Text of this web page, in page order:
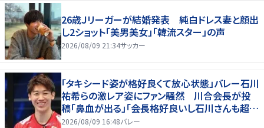
26歳Ｊリーガーが結婚発表 純白ドレス妻と顔出
し2ショット「美男美女」「韓流スター」の声
2026/08/09 21:34サッカー
「タキシード姿が格好良くて放心状態」バレー石川
祐希らの激レア姿にファン騒然 川合会長が投
稿「鼻血が出る」「会長格好良いし石川さんも超格
好いい」
2026/08/09 16:48バレー